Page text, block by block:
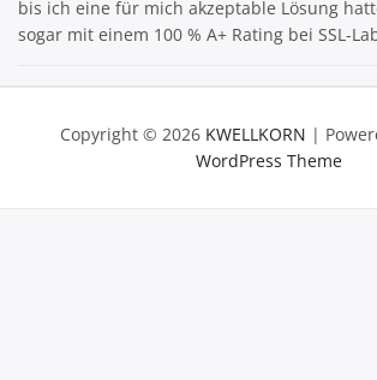
bis ich eine für mich akzeptable Lösung
sogar mit einem 100 % A+ Rating bei SSL-
Copyright © 2026 KWELLKORN |
WordPress Theme